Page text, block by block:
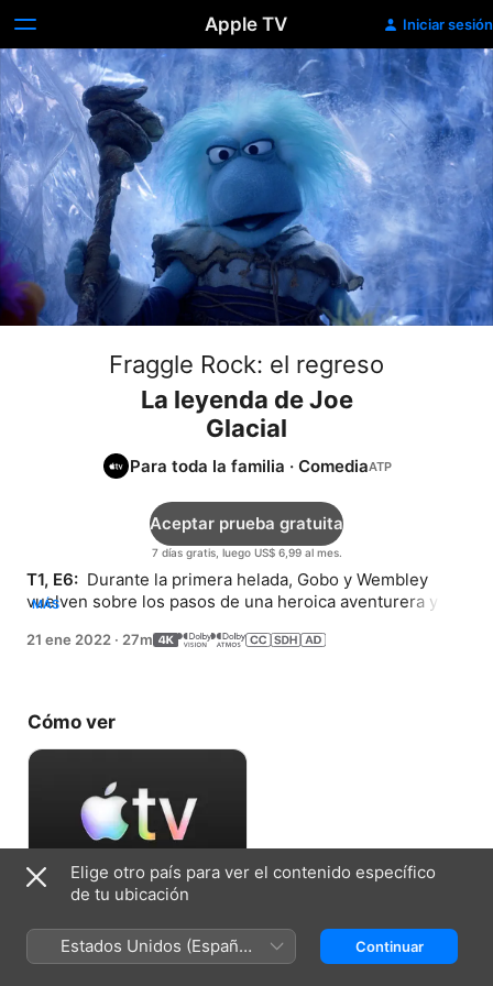
Apple TV Iniciar sesión
Fraggle Rock: el regreso
La leyenda de Joe
Glacial
Para toda la familia · Comedia
7 días gratis, luego US$ 6,99 al mes.
Aceptar prueba gratuita
T1, E6: Durante la primera helada, Gobo y Wembley
vuelven sobre los pasos de una heroica aventurera y
MÁS
21 ene 2022 · 27m
Cómo ver
7 días gratis, luego US$ 6,99 al mes.
Elige otro país para ver el contenido específico
de tu ubicación
Estados Unidos (Español
México)
Continuar